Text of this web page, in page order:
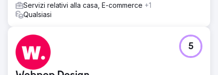
Servizi relativi alla casa, E-commerce +1
Qualsiasi
5